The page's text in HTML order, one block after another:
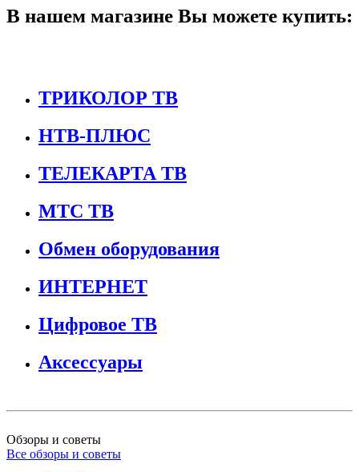
В нашем магазине Вы можете купить:
ТРИКОЛОР ТВ
НТВ-ПЛЮС
ТЕЛЕКАРТА ТВ
МТС ТВ
Обмен оборудования
ИНТЕРНЕТ
Цифровое ТВ
Аксессуары
Обзоры и советы
Все обзоры и советы